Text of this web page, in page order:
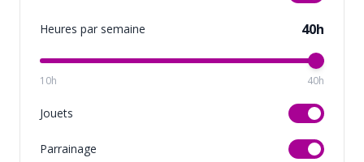
Heures par semaine 40h
10h 40h
Jouets
Parrainage